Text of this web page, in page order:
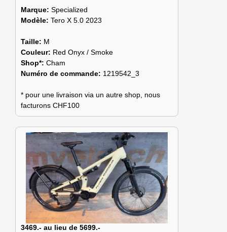
Marque: Specialized
Modèle: Tero X 5.0 2023
Taille: M
Couleur: Red Onyx / Smoke
Shop*: Cham
Numéro de commande: 1219542_3
* pour une livraison via un autre shop, nous
facturons CHF100
3469.- au lieu de 5699.-